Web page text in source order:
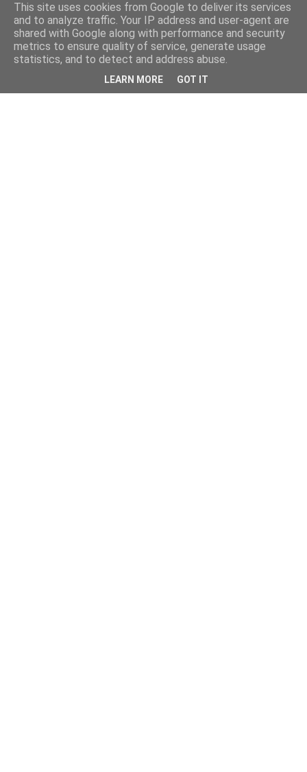
This site uses cookies from Google to deliver its services
and to analyze traffic. Your IP address and user-agent are
shared with Google along with performance and security
metrics to ensure quality of service, generate usage
statistics, and to detect and address abuse.
LEARN MORE GOT IT